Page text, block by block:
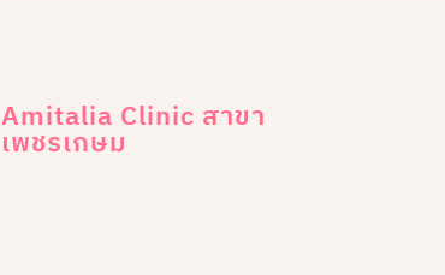
Amitalia Clinic สาขา
เพชรเกษม